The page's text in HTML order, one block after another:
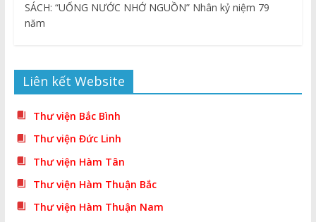
SÁCH: “UỐNG NƯỚC NHỚ NGUỒN” Nhân kỷ niệm 79
năm
Liên kết Website
Thư viện Bắc Bình
Thư viện Đức Linh
Thư viện Hàm Tân
Thư viện Hàm Thuận Bắc
Thư viện Hàm Thuận Nam